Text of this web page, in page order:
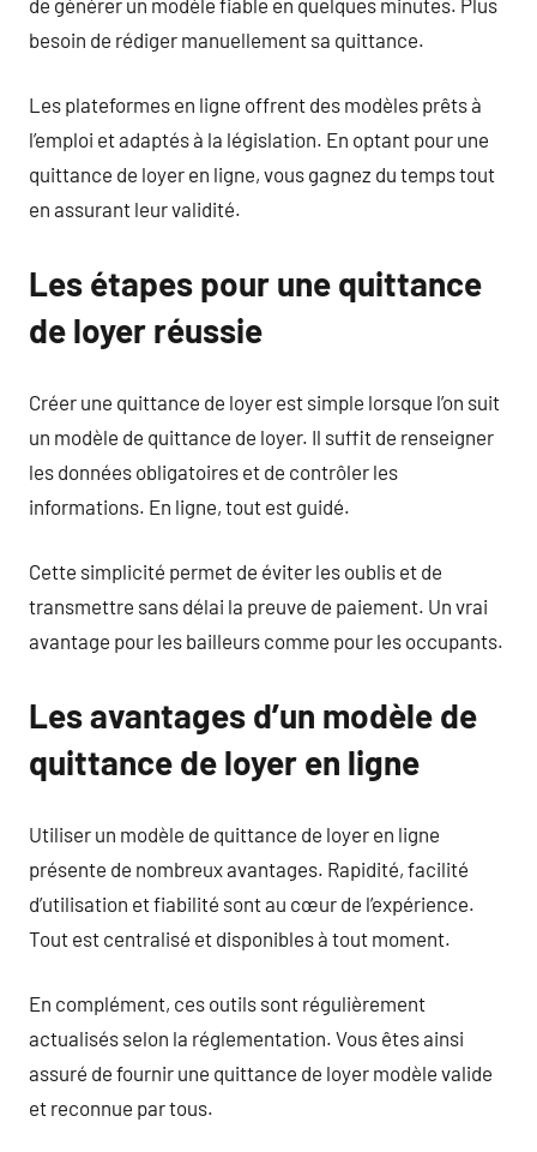
besoin de rédiger manuellement sa quittance.
Les plateformes en ligne offrent des modèles prêts à
l’emploi et adaptés à la législation. En optant pour une
quittance de loyer en ligne, vous gagnez du temps tout
en assurant leur validité.
Les étapes pour une quittance
de loyer réussie
Créer une quittance de loyer est simple lorsque l’on suit
un modèle de quittance de loyer. Il suffit de renseigner
les données obligatoires et de contrôler les
informations. En ligne, tout est guidé.
Cette simplicité permet de éviter les oublis et de
transmettre sans délai la preuve de paiement. Un vrai
avantage pour les bailleurs comme pour les occupants.
Les avantages d’un modèle de
quittance de loyer en ligne
Utiliser un modèle de quittance de loyer en ligne
présente de nombreux avantages. Rapidité, facilité
d’utilisation et fiabilité sont au cœur de l’expérience.
Tout est centralisé et disponibles à tout moment.
En complément, ces outils sont régulièrement
actualisés selon la réglementation. Vous êtes ainsi
assuré de fournir une quittance de loyer modèle valide
et reconnue par tous.